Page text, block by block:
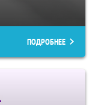
ПОДРОБНЕЕ